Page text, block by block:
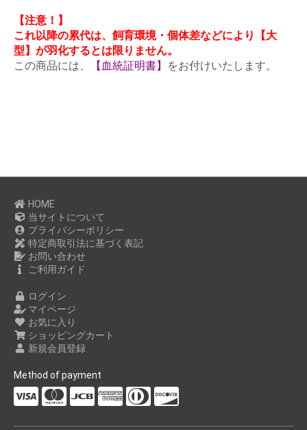
【注意！】
これ以降の累代は、飼育環境・個体差などにより【大
型】が羽化するとは限りません。
この商品には、
【血統証明書】 をお付けいたします。
HOME
当サイトについて
プライバシーポリシー
特定商取引法に基づく表記
お問い合わせ
ご利用ガイド
ログイン
マイページ
お気に入り
ショッピングカート
新規会員登録
Method of payment